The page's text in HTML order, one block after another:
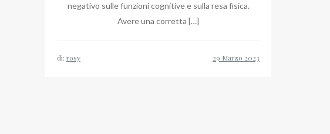
negativo sulle funzioni cognitive e sulla resa fisica.
Avere una corretta […]
di: rosy